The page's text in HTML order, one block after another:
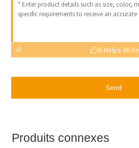
AI Helps Write
Send
Produits connexes